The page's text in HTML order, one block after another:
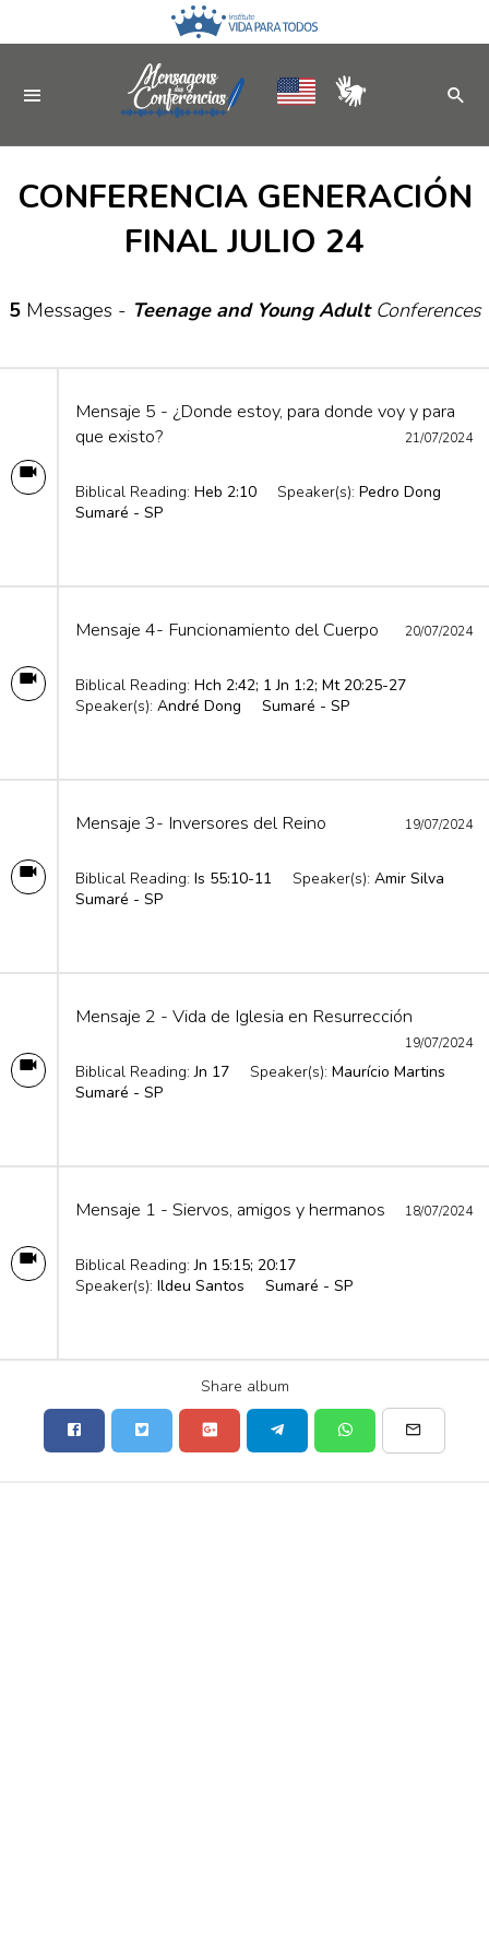
CONFERENCIA GENERACIÓN
FINAL JULIO 24
5Messages - Teenage and Young AdultConferences
Mensaje 5 - ¿Donde estoy, para donde voy y para
que existo?
21/07/2024
Biblical Reading: Heb 2:10 Speaker(s): Pedro Dong
Sumaré - SP
Mensaje 4- Funcionamiento del Cuerpo 20/07/2024
Biblical Reading: Hch 2:42; 1 Jn 1:2; Mt 20:25-27
Speaker(s): André Dong Sumaré - SP
Mensaje 3- Inversores del Reino 19/07/2024
Biblical Reading: Is 55:10-11 Speaker(s): Amir Silva
Sumaré - SP
Mensaje 2 - Vida de Iglesia en Resurrección
19/07/2024
Biblical Reading:Jn 17 Speaker(s): Maurício Martins
Sumaré - SP
Mensaje 1 - Siervos, amigos y hermanos 18/07/2024
Biblical Reading:Jn 15:15; 20:17
Speaker(s): Ildeu Santos Sumaré - SP
Share album